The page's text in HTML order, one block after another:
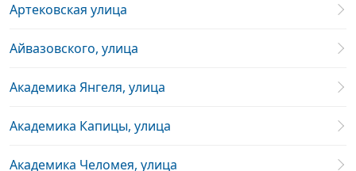
Артековская улица
Айвазовского, улица
Академика Янгеля, улица
Академика Капицы, улица
Академика Челомея, улица